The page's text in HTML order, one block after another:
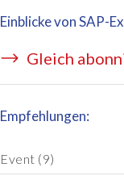
Einblicke von SAP-
Gleich
Empfehlungen:
Event (9)